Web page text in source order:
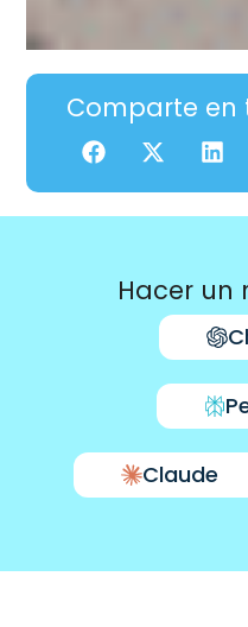
Comparte
Hacer un
Claude